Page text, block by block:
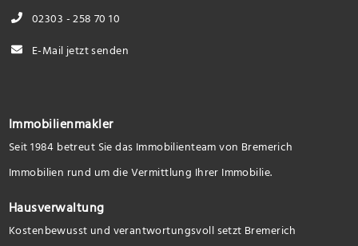
02303 - 258 70 10
E-Mail jetzt senden
Immobilienmakler
Seit 1984 betreut Sie das Immobilienteam von Bremerich
Immobilien rund um die Vermittlung Ihrer Immobilie.
Hausverwaltung
Kostenbewusst und verantwortungsvoll setzt Bremerich